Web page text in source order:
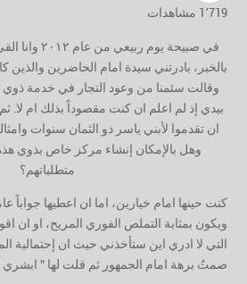
1٬719 مشاهدات
في صبيحة يوم
بالخبر، بادرتني سيدة امام الحاضرين والذين
وقالت سئمنا من وعود التجار في خدمة ذوي
بيدي إذ لم اعلم ان كنت مقصوداً بذلك ام لا.
ان تقدموا لأبني ياسر ذو الثمان سنوات
وهل بالإمكان إنشاء مركز خاص بذوي
متطلباتهم؟
كنت حينها امام خيارين، اما ان اعطيها جواباً
ويكون بمثابة التملص الفوري المريح، او ان
التي لا ادري اين ستأخذني حيث ان إحتمالية
صمتُ برهة امام الجمهور ثم قلت لها ” ابشري